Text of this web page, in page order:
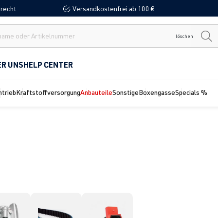
Versandkostenfrei ab 100 €
löschen
UNSHELP CENTER
KraftstoffversorgungAnbauteileSonstigeBoxengasseSpecials %